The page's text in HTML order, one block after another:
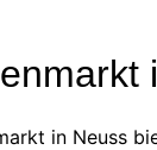
in Neuss